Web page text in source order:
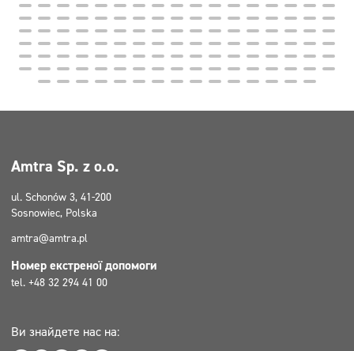
Amtra Sp. z o.o.
ul. Schonów 3, 41-200
Sosnowiec, Polska
amtra@amtra.pl
Номер екстреної допомоги
tel. +48 32 294 41 00
Ви знайдете нас на: